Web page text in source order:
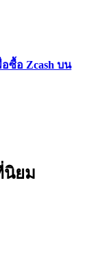
ซื้อ Zcash บน
นิยม